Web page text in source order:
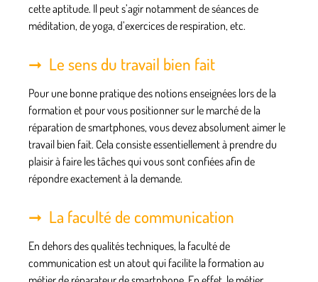
cette aptitude. Il peut s’agir notamment de séances de
méditation, de yoga, d’exercices de respiration, etc.
Le sens du travail bien fait
Pour une bonne pratique des notions enseignées lors de la
formation et pour vous positionner sur le marché de la
réparation de smartphones, vous devez absolument aimer le
travail bien fait. Cela consiste essentiellement à prendre du
plaisir à faire les tâches qui vous sont confiées afin de
répondre exactement à la demande.
La faculté de communication
En dehors des qualités techniques, la faculté de
communication est un atout qui facilite la formation au